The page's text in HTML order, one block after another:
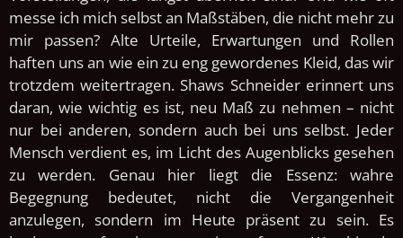
messe ich mich selbst an Maßstäben, die nicht mehr zu
mir passen? Alte Urteile, Erwartungen und Rollen
haften uns an wie ein zu eng gewordenes Kleid, das wir
trotzdem weitertragen.Shaws Schneider erinnert uns
daran, wie wichtig es ist, neu Maß zu nehmen – nicht
nur bei anderen, sondern auch bei uns selbst. Jeder
Mensch verdient es, im Licht des Augenblicks gesehen
zu werden. Genau hier liegt die Essenz: wahre
Begegnung bedeutet, nicht die Vergangenheit
anzulegen, sondern im Heute präsent zu sein. Es